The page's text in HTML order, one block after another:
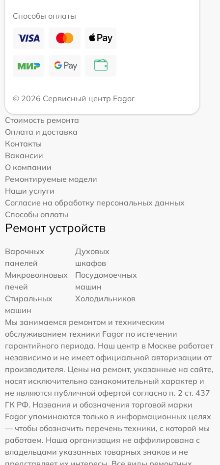
Способы оплаты
© 2026 Сервисный центр Fagor
Стоимость ремонта
Оплата и доставка
Контакты
Вакансии
О компании
Ремонтируемые модели
Наши услуги
Согласие на обработку персональных данных
Способы оплаты
Ремонт устройств
Варочных
панелей
Духовых
шкафов
Микроволновых
печей
Посудомоечных
машин
Стиральных
машин
Холодильников
Мы занимаемся ремонтом и техническим
обслуживанием техники Fagor по истечении
гарантийного периода. Наш центр в Москве работает
независимо и не имеет официальной авторизации от
производителя. Цены на ремонт, указанные на сайте,
носят исключительно ознакомительный характер и
не являются публичной офертой согласно п. 2 ст. 437
ГК РФ. Названия и обозначения торговой марки
Fagor упоминаются только в информационных целях
— чтобы обозначить перечень техники, с которой мы
работаем. Наша организация не аффилирована с
владельцами указанных товарных знаков и не